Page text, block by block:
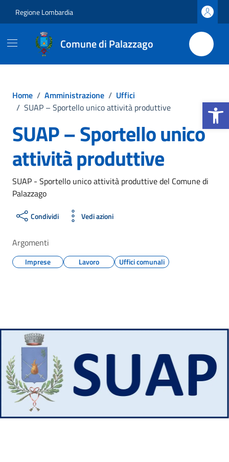
Apri la
Regione Lombardia
Comune di Palazzago
Home / Amministrazione / Uffici
/ SUAP – Sportello unico attività produttive
SUAP – Sportello unico
attività produttive
SUAP - Sportello unico attività produttive del Comune di
Palazzago
Condividi Vedi azioni
Argomenti
Imprese Lavoro Uffici comunali